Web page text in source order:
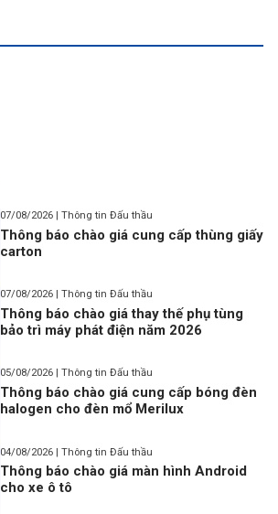
07/08/2026 | Thông tin Đấu thầu
Thông báo chào giá cung cấp thùng giấy
carton
07/08/2026 | Thông tin Đấu thầu
Thông báo chào giá thay thế phụ tùng
bảo trì máy phát điện năm 2026
05/08/2026 | Thông tin Đấu thầu
Thông báo chào giá cung cấp bóng đèn
halogen cho đèn mổ Merilux
04/08/2026 | Thông tin Đấu thầu
Thông báo chào giá màn hình Android
cho xe ô tô